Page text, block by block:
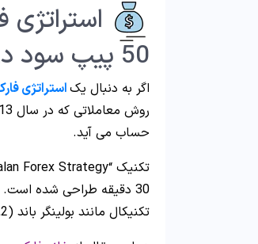
50 پیپ سود در 15-30 دقیقه
اگر به دنبال یکاستراتژی
حساب می آید.
30 دقیقه طراحی شده است. برای فیلتر کردن بهتر
تکنیکال مانند بولینگر باند (12,2) و سطوح حمایتی/مقاومتی استفاده می شود.